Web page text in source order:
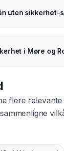
uten sikkerhet-
i Møre og
flere relevante